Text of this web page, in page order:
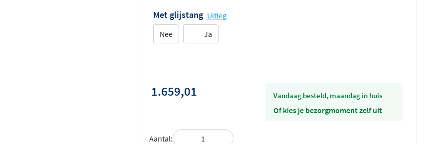
Met glijstang Uitleg
Nee
Ja
1.659,01 vandaag besteld, maandag in huis
Of kies je bezorgmoment zelf uit
Aantal: